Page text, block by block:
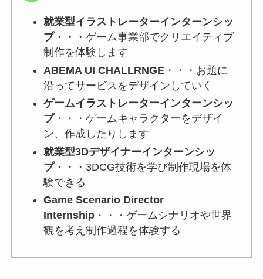
就業型イラストレーターインターンシッ
プ・・・ゲーム事業部でクリエイティブ
制作を体験します
ABEMA UI CHALLRNGE・・・お題に
沿ってサービスをデザインしていく
ゲームイラストレーターインターンシッ
プ・・・ゲームキャラクターをデザイ
ン、作成したりします
就業型3Dデザイナーインターンシッ
プ・・・3DCG技術を学び制作現場を体
験できる
Game Scenario Director
Internship・・・ゲームシナリオや世界
観を考え制作過程を体験する